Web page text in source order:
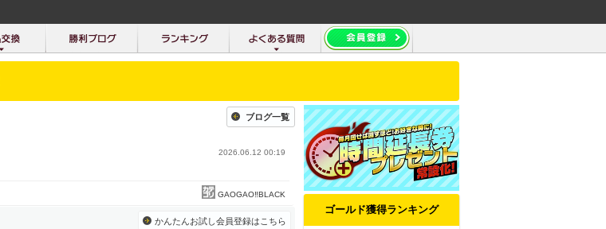
ブログ一覧
2026.06.12 00:19
GAOGAO‼BLACK
かんたんお試し会員登録はこちら
ゴールド獲得ランキング